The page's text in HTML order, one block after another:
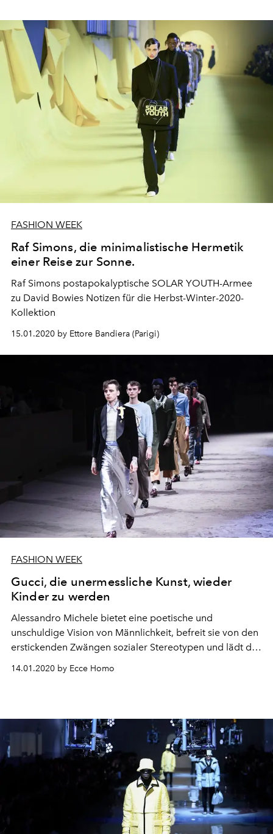
FASHION WEEK
Raf Simons, die minimalistische Hermetik
einer Reise zur Sonne.
Raf Simons postapokalyptische SOLAR YOUTH-Armee
zu David Bowies Notizen für die Herbst-Winter-2020-
Kollektion
15.01.2020 by Ettore Bandiera (Parigi)
FASHION WEEK
Gucci, die unermessliche Kunst, wieder
Kinder zu werden
Alessandro Michele bietet eine poetische und
unschuldige Vision von Männlichkeit, befreit sie von den
erstickenden Zwängen sozialer Stereotypen und lädt die
Menschen ein, zurückzukehren, um zu lernen, wie man
bessere Erwachsene sein kann.
14.01.2020 by Ecce Homo